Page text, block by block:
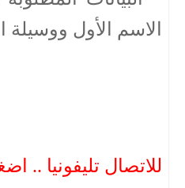
الاسم الأول ووسيلة
للاتصال تليفونيا ..